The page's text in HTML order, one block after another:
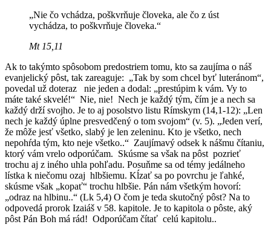
„Nie čo vchádza, poškvrňuje človeka, ale čo z úst
vychádza, to poškvrňuje človeka.“
Mt 15,11
Ak to takýmto spôsobom predostriem tomu, kto sa zaujíma o náš
evanjelický pôst, tak zareaguje: „Tak by som chcel byť luteránom“,
povedal už doteraz nie jeden a dodal: „prestúpim k vám. Vy to
máte také skvelé!“ Nie, nie! Nech je každý tým, čím je a nech sa
každý drží svojho. Je to aj posolstvo listu Rímskym (14,1-12): „Len
nech je každý úplne presvedčený o tom svojom“ (v. 5). „Jeden verí,
že môže jesť všetko, slabý je len zeleninu. Kto je všetko, nech
nepohŕda tým, kto neje všetko..“ Zaujímavý odsek k nášmu čítaniu,
ktorý vám vrelo odporúčam. Skúsme sa však na pôst pozrieť
trochu aj z iného uhla pohľadu. Posuňme sa od témy jedálneho
lístka k niečomu ozaj hlbšiemu. Kĺzať sa po povrchu je ľahké,
skúsme však „kopať“ trochu hlbšie. Pán nám všetkým hovorí:
„odraz na hlbinu..“ (Lk 5,4) O čom je teda skutočný pôst? Na to
odpovedá prorok Izaiáš v 58. kapitole. Je to kapitola o pôste, aký
pôst Pán Boh má rád! Odporúčam čítať celú kapitolu..